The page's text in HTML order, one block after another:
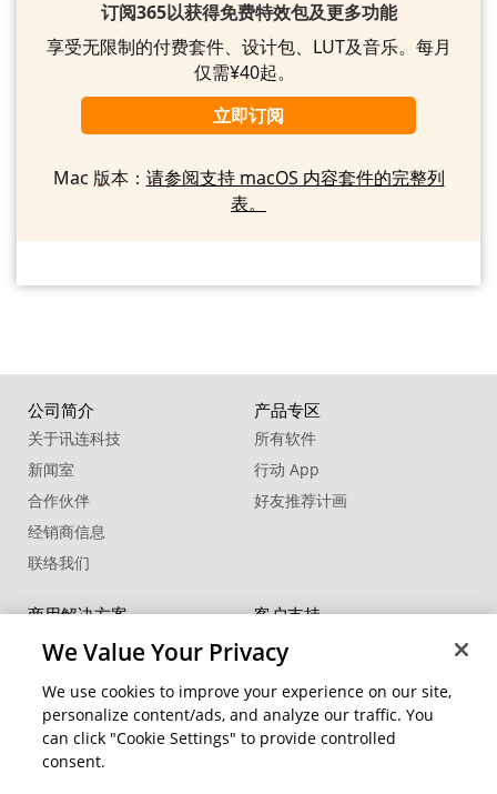
订阅365以获得免费特效包及更多功能
享受无限制的付费套件、设计包、LUT及音乐。每月
仅需¥40起。
立即订阅
Mac 版本： 请参阅支持 macOS 内容套件的完整列
表。
公司简介
关于讯连科技
新闻室
合作伙伴
经销商信息
联络我们
产品专区
所有软件
行动 App
好友推荐计画
商用解决方案
FaceMe SDK
客户支持
支持中心
教学中心
社交网络资源
We Value Your Privacy
We use cookies to improve your experience on our site,
personalize content/ads, and analyze our traffic. You
can click "Cookie Settings" to provide controlled
consent.